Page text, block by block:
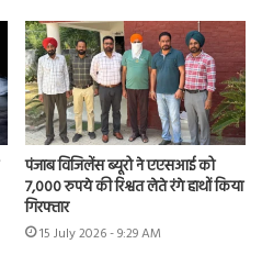
पंजाब विजिलेंस ब्यूरो ने एएसआई को
7,000 रुपये की रिश्वत लेते रंगे हाथों किया
गिरफ्तार
15 July 2026 - 9:29 AM